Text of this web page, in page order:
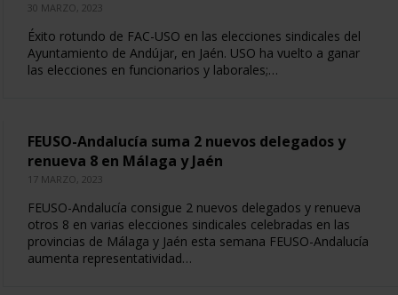
30 MARZO, 2023
Éxito rotundo de FAC-USO en las elecciones sindicales del
Ayuntamiento de Andújar, en Jaén. USO ha vuelto a ganar
las elecciones en funcionarios y laborales;…
FEUSO-Andalucía suma 2 nuevos delegados y
renueva 8 en Málaga y Jaén
17 MARZO, 2023
FEUSO-Andalucía consigue 2 nuevos delegados y renueva
otros 8 en varias elecciones sindicales celebradas en las
provincias de Málaga y Jaén esta semana FEUSO-Andalucía
aumenta representatividad…